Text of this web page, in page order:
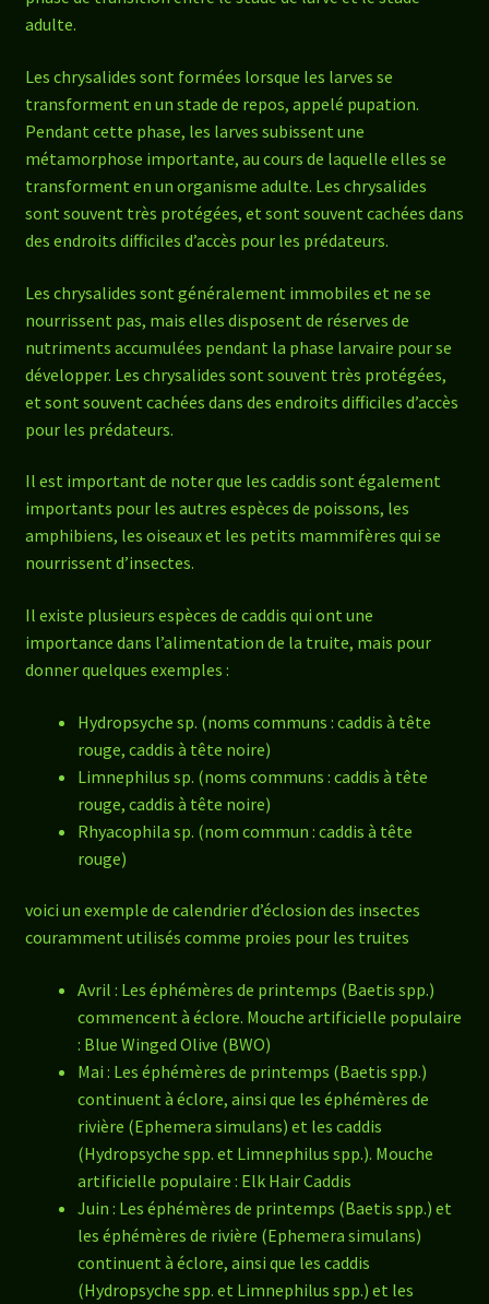
adulte.
Les chrysalides sont formées lorsque les larves se
transforment en un stade de repos, appelé pupation.
Pendant cette phase, les larves subissent une
métamorphose importante, au cours de laquelle elles se
transforment en un organisme adulte. Les chrysalides
sont souvent très protégées, et sont souvent cachées dans
des endroits difficiles d’accès pour les prédateurs.
Les chrysalides sont généralement immobiles et ne se
nourrissent pas, mais elles disposent de réserves de
nutriments accumulées pendant la phase larvaire pour se
développer. Les chrysalides sont souvent très protégées,
et sont souvent cachées dans des endroits difficiles d’accès
pour les prédateurs.
Il est important de noter que les caddis sont également
importants pour les autres espèces de poissons, les
amphibiens, les oiseaux et les petits mammifères qui se
nourrissent d’insectes.
Il existe plusieurs espèces de caddis qui ont une
importance dans l’alimentation de la truite, mais pour
donner quelques exemples :
Hydropsyche sp. (noms communs : caddis à tête
rouge, caddis à tête noire)
Limnephilus sp. (noms communs : caddis à tête
rouge, caddis à tête noire)
Rhyacophila sp. (nom commun : caddis à tête
rouge)
voici un exemple de calendrier d’éclosion des insectes
couramment utilisés comme proies pour les truites
Avril : Les éphémères de printemps (Baetis spp.)
commencent à éclore. Mouche artificielle populaire
: Blue Winged Olive (BWO)
Mai : Les éphémères de printemps (Baetis spp.)
continuent à éclore, ainsi que les éphémères de
rivière (Ephemera simulans) et les caddis
(Hydropsyche spp. et Limnephilus spp.). Mouche
artificielle populaire : Elk Hair Caddis
Juin : Les éphémères de printemps (Baetis spp.) et
les éphémères de rivière (Ephemera simulans)
continuent à éclore, ainsi que les caddis
(Hydropsyche spp. et Limnephilus spp.) et les